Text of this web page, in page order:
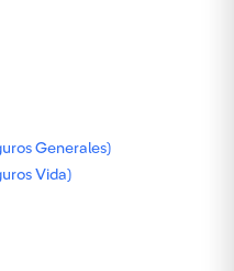
Generales)
Vida)